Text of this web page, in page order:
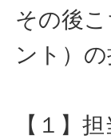
その後
ント）
【１】